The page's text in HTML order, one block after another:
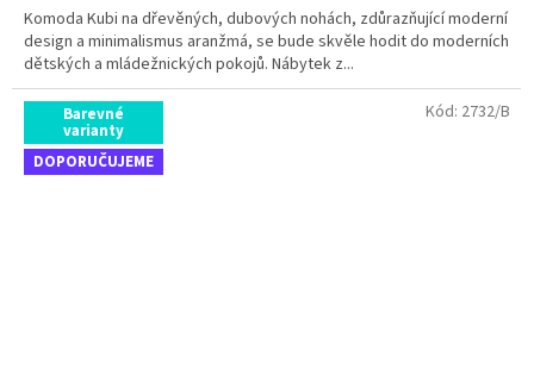
Komoda Kubi na dřevěných, dubových nohách, zdůrazňující moderní
design a minimalismus aranžmá, se bude skvěle hodit do moderních
dětských a mládežnických pokojů. Nábytek z...
Barevné
varianty
DOPORUČUJEME
Kód: 2732/B